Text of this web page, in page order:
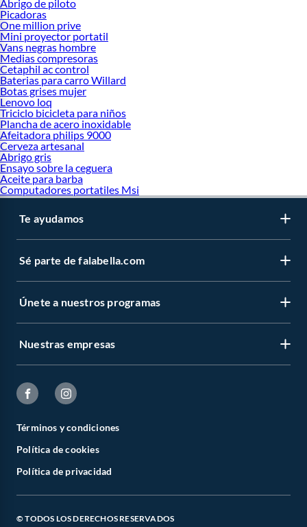
Abrigo de piloto
Picadoras
One million prive
Mini proyector portatil
Vans negras hombre
Medias compresoras
Cetaphil ac control
Baterias para carro Willard
Botas grises mujer
Lenovo loq
Triciclo bicicleta para niños
Plancha de acero inoxidable
Afeitadora philips 9000
Cerveza artesanal
Abrigo gris
Ensayo sobre la ceguera
Aceite para barba
Computadores portatiles Msi
Te ayudamos
Sé parte de falabella.com
Únete a nuestros programas
Nuestras empresas
Términos y condiciones
Política de cookies
Política de privacidad
© TODOS LOS DERECHOS RESERVADOS